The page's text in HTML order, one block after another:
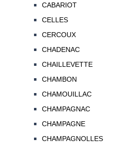
CABARIOT
CELLES
CERCOUX
CHADENAC
CHAILLEVETTE
CHAMBON
CHAMOUILLAC
CHAMPAGNAC
CHAMPAGNE
CHAMPAGNOLLES